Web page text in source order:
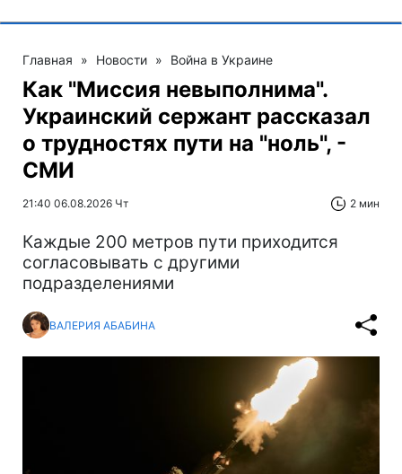
Главная » Новости » Война в Украине
Как "Миссия невыполнима".
Украинский сержант рассказал
о трудностях пути на "ноль", -
СМИ
21:40 06.08.2026 Чт 2 мин
Каждые 200 метров пути приходится
согласовывать с другими
подразделениями
ВАЛЕРИЯ АБАБИНА